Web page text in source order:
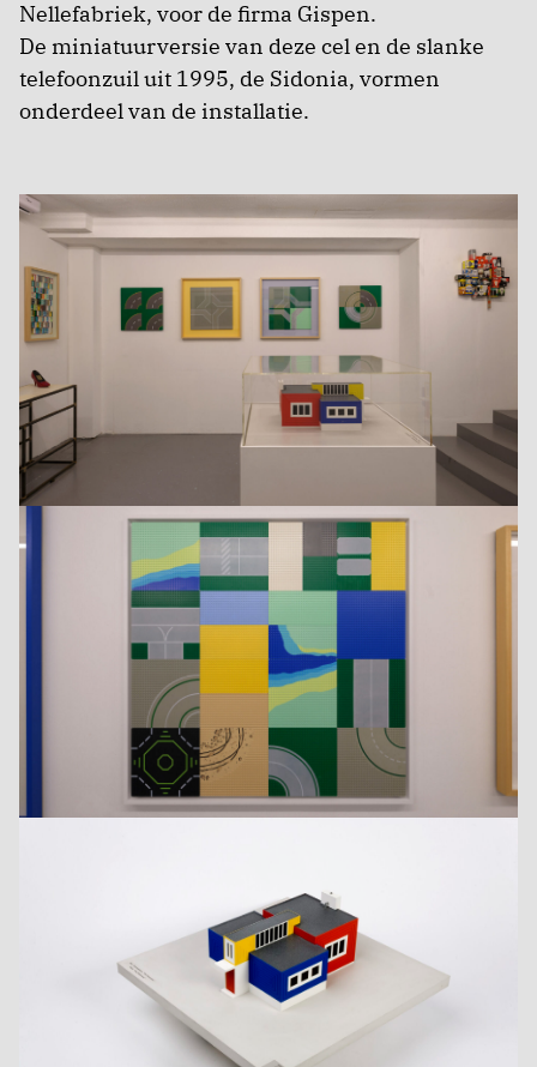
Nellefabriek, voor de firma Gispen.
De miniatuurversie van deze cel en de slanke
telefoonzuil uit 1995, de Sidonia, vormen
onderdeel van de installatie.